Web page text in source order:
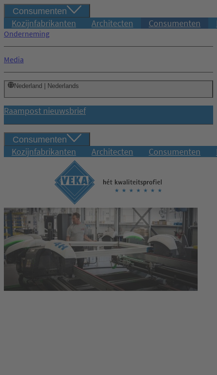
Consumenten
Kozijnfabrikanten Architecten Consumenten
Onderneming
Media
Nederland | Nederlands
Raampost nieuwsbrief
Consumenten
Kozijnfabrikanten Architecten Consumenten